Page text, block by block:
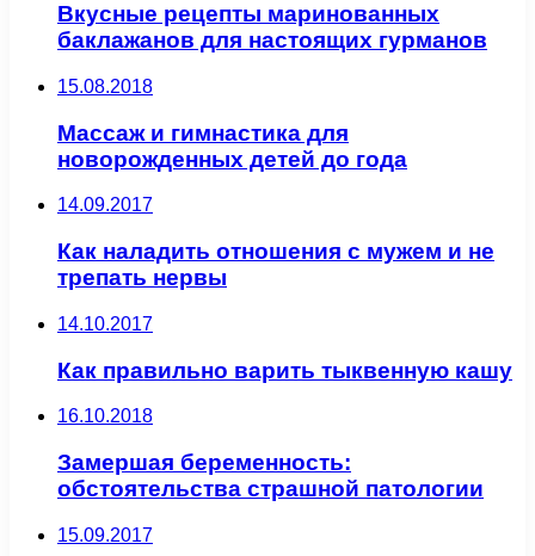
Вкусные рецепты маринованных
баклажанов для настоящих гурманов
15.08.2018
Массаж и гимнастика для
новорожденных детей до года
14.09.2017
Как наладить отношения с мужем и не
трепать нервы
14.10.2017
Как правильно варить тыквенную кашу
16.10.2018
Замершая беременность:
обстоятельства страшной патологии
15.09.2017